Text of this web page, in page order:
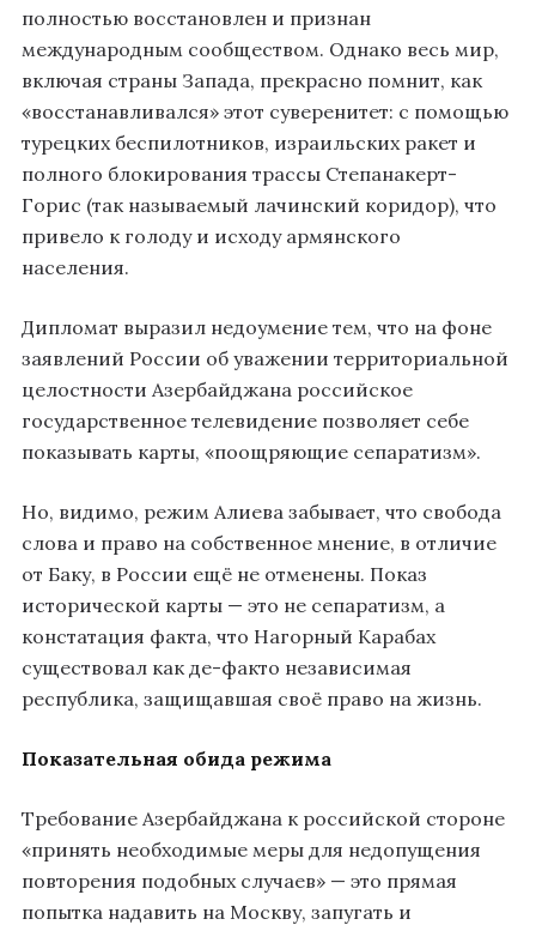
полностью восстановлен и признан
международным сообществом. Однако весь мир,
включая страны Запада, прекрасно помнит, как
«восстанавливался» этот суверенитет: с помощью
турецких беспилотников, израильских ракет и
полного блокирования трассы Степанакерт-
Горис (так называемый лачинский коридор), что
привело к голоду и исходу армянского
населения.
Дипломат выразил недоумение тем, что на фоне
заявлений России об уважении территориальной
целостности Азербайджана российское
государственное телевидение позволяет себе
показывать карты, «поощряющие сепаратизм».
Но, видимо, режим Алиева забывает, что свобода
слова и право на собственное мнение, в отличие
от Баку, в России ещё не отменены. Показ
исторической карты — это не сепаратизм, а
констатация факта, что Нагорный Карабах
существовал как де-факто независимая
республика, защищавшая своё право на жизнь.
Показательная обида режима
Требование Азербайджана к российской стороне
«принять необходимые меры для недопущения
повторения подобных случаев» — это прямая
попытка надавить на Москву, запугать и